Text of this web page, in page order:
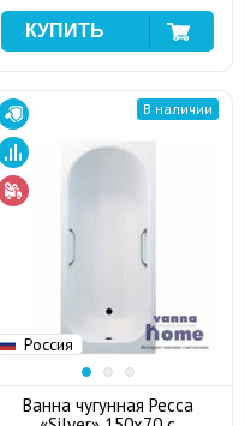
Россия
В наличии
Ванна чугунная Ресса